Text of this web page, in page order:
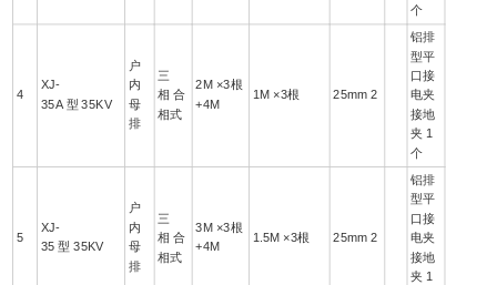
个
4
XJ-
35A 型 35KV
户
内
母
排
三
相 合
相式
2M ×3根
+4M
1M ×3根 25mm 2
铝排
型平
口接
电夹
接地
夹 1
个
5
XJ-
35 型 35KV
户
内
母
排
三
相 合
相式
3M ×3根
+4M
1.5M ×3根 25mm 2
铝排
型平
口接
电夹
接地
夹 1